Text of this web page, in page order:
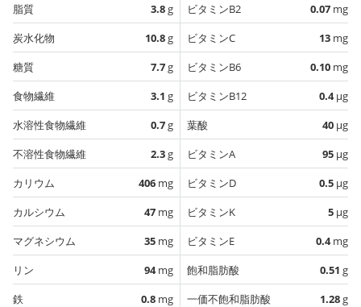
脂質
3.8g
炭水化物
10.8g
糖質
7.7g
食物繊維
3.1 g
水溶性食物繊維
0.7g
不溶性食物繊維
2.3g
カリウム
406 mg
カルシウム
47 mg
マグネシウム
35 mg
リン
94mg
鉄
0.8 mg
ビタミンB2
0.07 mg
ビタミンC
13 mg
ビタミンB6
0.10 mg
ビタミンB12
0.4µg
葉酸
40 µg
ビタミンA
95 µg
ビタミンD
0.5 µg
ビタミンK
5 µg
ビタミンE
0.4mg
飽和脂肪酸
0.51 g
一価不飽和脂肪酸
1.28g